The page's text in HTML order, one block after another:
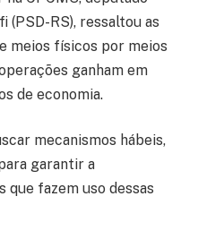
RS), ressaltou as
meios físicos por meios
ganham em
de economia.
mecanismos hábeis,
garantir a
que fazem uso dessas